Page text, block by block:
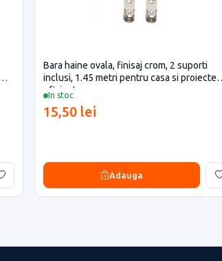
In stoc
Bara haine ovala, finisaj crom, 2 suporti
inclusi, 1.45 metri pentru casa si proiecte
eficiente
15,50 lei
Adauga